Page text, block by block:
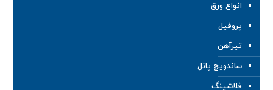
انواع ورق
پروفیل
تیرآهن
ساندویچ پانل
فلاشینگ